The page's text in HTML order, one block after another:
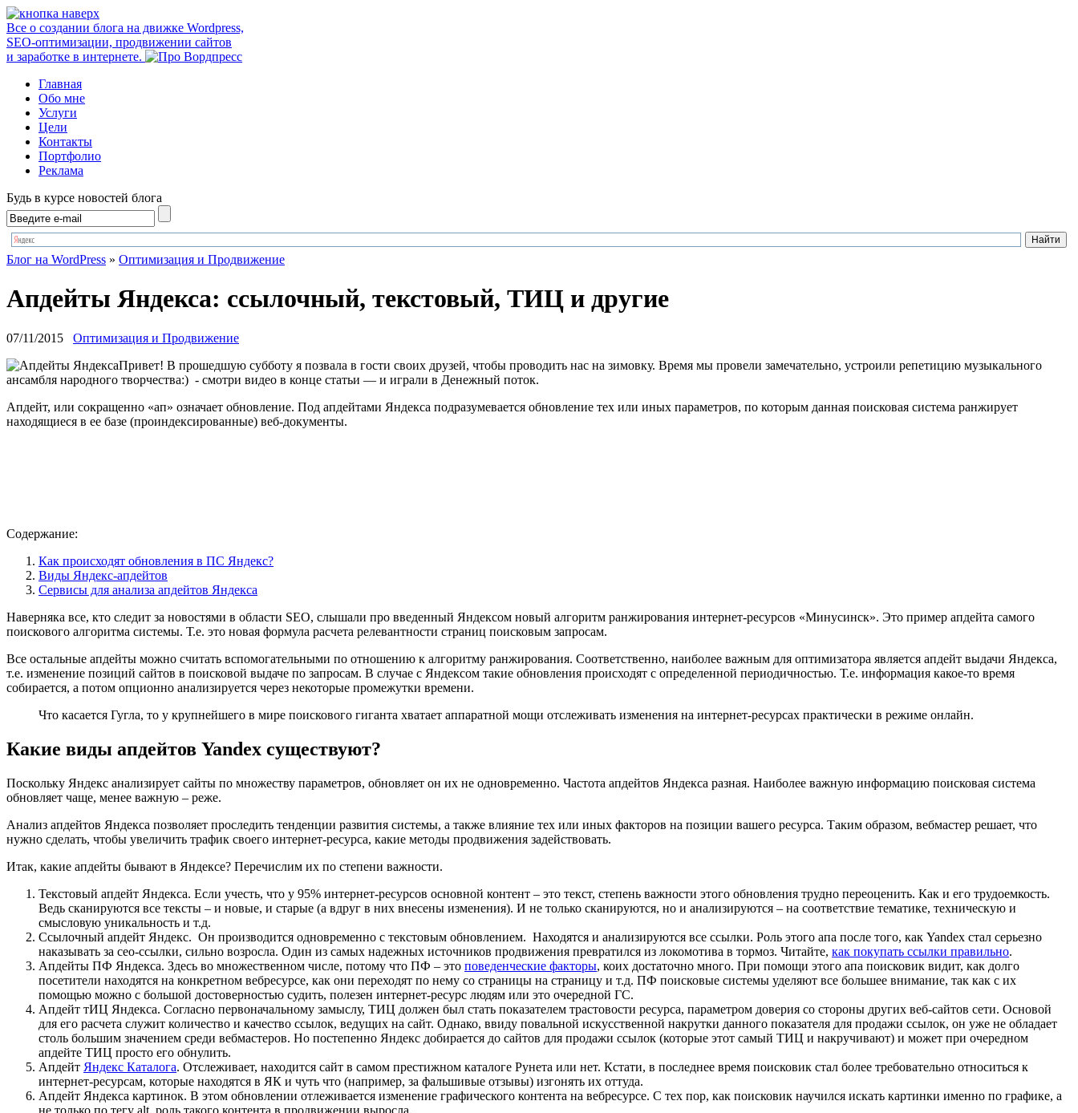
Все о создании блога на движке Wordpress,
SEO-оптимизации, продвижении сайтов
и заработке в интернете.
Главная
Обо мне
Услуги
Цели
Контакты
Портфолио
Реклама
Будь в курсе новостей блога
Блог на WordPress » Оптимизация и Продвижение
Апдейты Яндекса: ссылочный, текстовый, ТИЦ и другие
07/11/2015
Оптимизация и Продвижение
Привет! В прошедшую субботу я позвала в гости своих друзей, чтобы проводить нас на зимовку. Время мы провели замечательно, устроили репетицию музыкального
ансамбля народного творчества:) - смотри видео в конце статьи — и играли в Денежный поток.
Апдейт, или сокращенно «ап» означает обновление. Под апдейтами Яндекса подразумевается обновление тех или иных параметров, по которым данная поисковая система ранжирует
находящиеся в ее базе (проиндексированные) веб-документы.
Содержание:
Как происходят обновления в ПС Яндекс?
Виды Яндекс-апдейтов
Сервисы для анализа апдейтов Яндекса
Наверняка все, кто следит за новостями в области SEO, слышали про введенный Яндексом новый алгоритм ранжирования интернет-ресурсов «Минусинск». Это пример апдейта самого
поискового алгоритма системы. Т.е. это новая формула расчета релевантности страниц поисковым запросам.
Все остальные апдейты можно считать вспомогательными по отношению к алгоритму ранжирования. Соответственно, наиболее важным для оптимизатора является апдейт выдачи Яндекса,
т.е. изменение позиций сайтов в поисковой выдаче по запросам. В случае с Яндексом такие обновления происходят с определенной периодичностью. Т.е. информация какое-то время
собирается, а потом опционно анализируется через некоторые промежутки времени.
Что касается Гугла, то у крупнейшего в мире поискового гиганта хватает аппаратной мощи отслеживать изменения на интернет-ресурсах практически в режиме онлайн.
Какие виды апдейтов Yandex существуют?
Поскольку Яндекс анализирует сайты по множеству параметров, обновляет он их не одновременно. Частота апдейтов Яндекса разная. Наиболее важную информацию поисковая система
обновляет чаще, менее важную – реже.
Анализ апдейтов Яндекса позволяет проследить тенденции развития системы, а также влияние тех или иных факторов на позиции вашего ресурса. Таким образом, вебмастер решает, что
нужно сделать, чтобы увеличить трафик своего интернет-ресурса, какие методы продвижения задействовать.
Итак, какие апдейты бывают в Яндексе? Перечислим их по степени важности.
Текстовый апдейт Яндекса. Если учесть, что у 95% интернет-ресурсов основной контент – это текст, степень важности этого обновления трудно переоценить. Как и его трудоемкость.
Ведь сканируются все тексты – и новые, и старые (а вдруг в них внесены изменения). И не только сканируются, но и анализируются – на соответствие тематике, техническую и
смысловую уникальность и т.д.
Ссылочный апдейт Яндекс. Он производится одновременно с текстовым обновлением. Находятся и анализируются все ссылки. Роль этого апа после того, как Yandex стал серьезно
наказывать за сео-ссылки, сильно возросла. Один из самых надежных источников продвижения превратился из локомотива в тормоз. Читайте, как покупать ссылки правильно.
Апдейты ПФ Яндекса. Здесь во множественном числе, потому что ПФ – это поведенческие факторы, коих достаточно много. При помощи этого апа поисковик видит, как долго
посетители находятся на конкретном вебресурсе, как они переходят по нему со страницы на страницу и т.д. ПФ поисковые системы уделяют все большее внимание, так как с их
помощью можно с большой достоверностью судить, полезен интернет-ресурс людям или это очередной ГС.
Апдейт тИЦ Яндекса. Согласно первоначальному замыслу, ТИЦ должен был стать показателем трастовости ресурса, параметром доверия со стороны других веб-сайтов сети. Основой
для его расчета служит количество и качество ссылок, ведущих на сайт. Однако, ввиду повальной искусственной накрутки данного показателя для продажи ссылок, он уже не обладает
столь большим значением среди вебмастеров. Но постепенно Яндекс добирается до сайтов для продажи ссылок (которые этот самый ТИЦ и накручивают) и может при очередном
апдейте ТИЦ просто его обнулить.
Апдейт Яндекс Каталога. Отслеживает, находится сайт в самом престижном каталоге Рунета или нет. Кстати, в последнее время поисковик стал более требовательно относиться к
интернет-ресурсам, которые находятся в ЯК и чуть что (например, за фальшивые отзывы) изгонять их оттуда.
Апдейт Яндекса картинок. В этом обновлении отлеживается изменение графического контента на вебресурсе. С тех пор, как поисковик научился искать картинки именно по графике, а
не только по тегу alt, роль такого контента в продвижении выросла.